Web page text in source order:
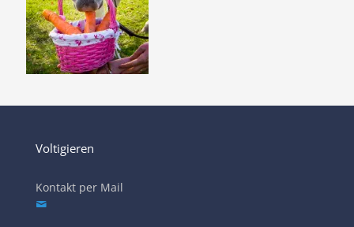
Voltigieren
Kontakt per Mail